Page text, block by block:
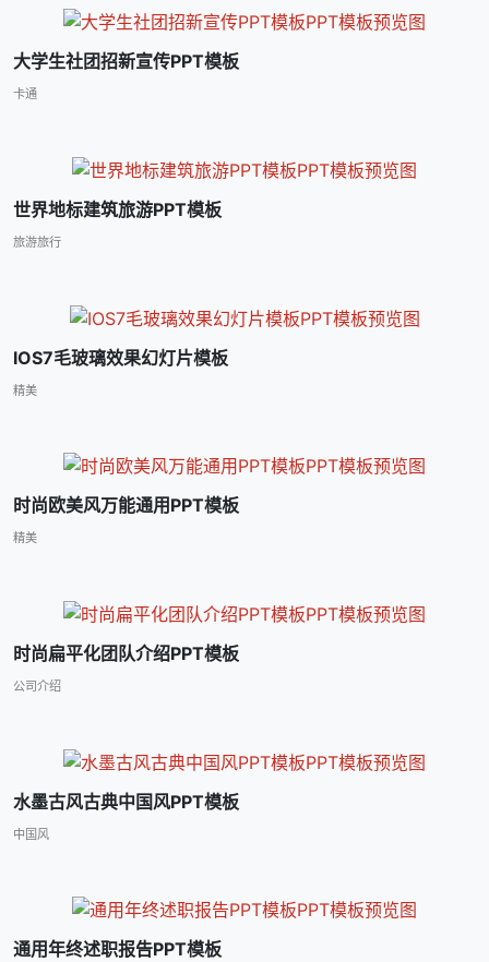
大学生社团招新宣传PPT模板
卡通
世界地标建筑旅游PPT模板
旅游旅行
IOS7毛玻璃效果幻灯片模板
精美
时尚欧美风万能通用PPT模板
精美
时尚扁平化团队介绍PPT模板
公司介绍
水墨古风古典中国风PPT模板
中国风
通用年终述职报告PPT模板